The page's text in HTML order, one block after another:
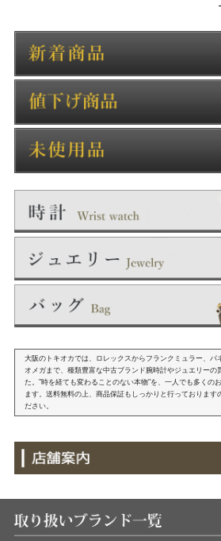
大阪のトキオカでは、ロレックスからフランクミュラー、パ
オメガまで、種類豊富な中古ブランド腕時計やジュエリーの
た。"時を経ても変わることのない本物"を、一人でも多くの
ます。送料無料の上、商品保証もしっかりと行っております
ださい。